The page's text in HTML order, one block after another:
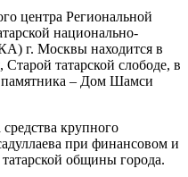
центра Региональной
национально-
г. Москвы находится в
татарской слободе, в
памятника – Дом Шамси
крупного
при финансовом и
общины города.